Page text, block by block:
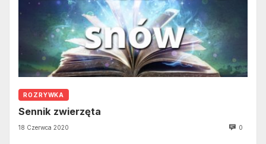
ROZRYWKA
Sennik zwierzęta
18 Czerwca 2020 0